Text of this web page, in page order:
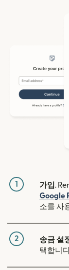
1 가입.
Google
소를 사
2 송금 설
택합니